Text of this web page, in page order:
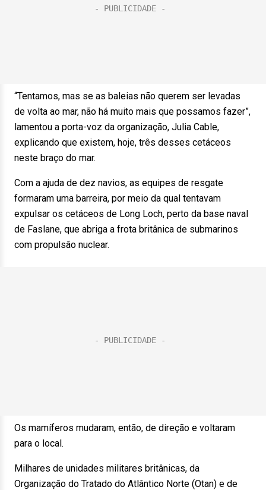
“Tentamos, mas se as baleias não querem ser levadas
de volta ao mar, não há muito mais que possamos fazer”,
lamentou a porta-voz da organização, Julia Cable,
explicando que existem, hoje, três desses cetáceos
neste braço do mar.
Com a ajuda de dez navios, as equipes de resgate
formaram uma barreira, por meio da qual tentavam
expulsar os cetáceos de Long Loch, perto da base naval
de Faslane, que abriga a frota britânica de submarinos
com propulsão nuclear.
Os mamíferos mudaram, então, de direção e voltaram
para o local.
Milhares de unidades militares britânicas, da
Organização do Tratado do Atlântico Norte (Otan) e de